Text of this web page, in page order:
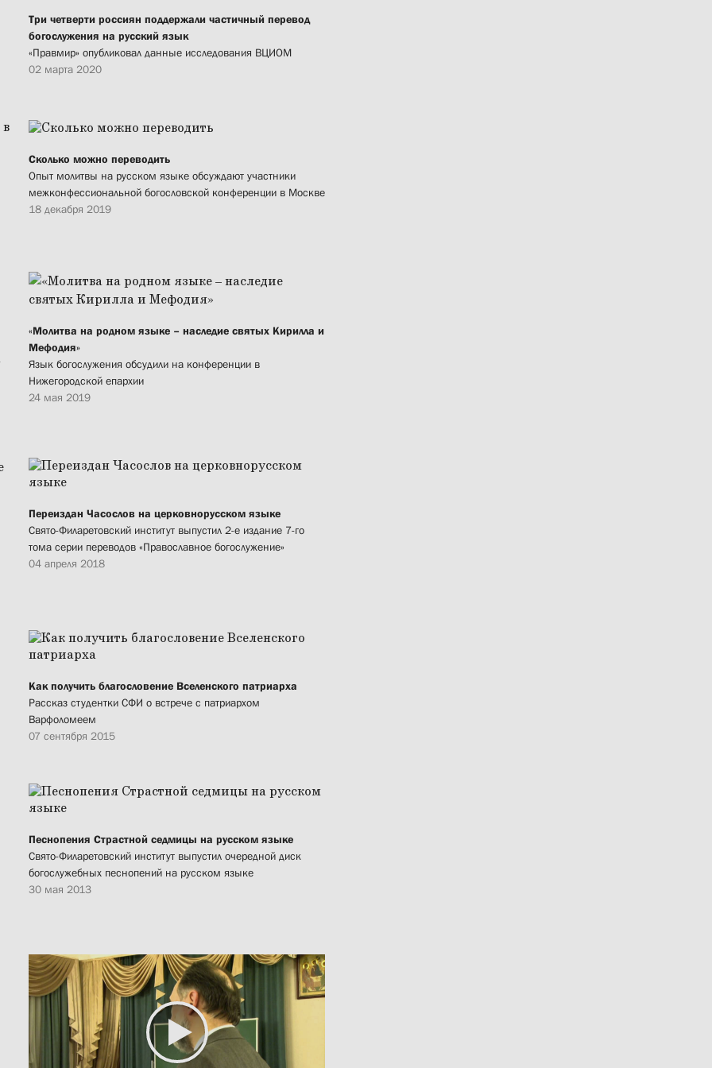
Три четверти россиян поддержали частичный перевод
богослужения на русский язык
«Правмир» опубликовал данные исследования ВЦИОМ
02 марта 2020
Сколько можно переводить
Опыт молитвы на русском языке обсуждают участники
межконфессиональной богословской конференции в Москве
18 декабря 2019
«Молитва на родном языке – наследие святых Кирилла и
Мефодия»
Язык богослужения обсудили на конференции в
Нижегородской епархии
24 мая 2019
Переиздан Часослов на церковнорусском языке
Свято-Филаретовский институт выпустил 2-е издание 7-го
тома серии переводов «Православное богослужение»
04 апреля 2018
Как получить благословение Вселенского патриарха
Рассказ студентки СФИ о встрече с патриархом
Варфоломеем
07 сентября 2015
Песнопения Страстной седмицы на русском языке
Свято-Филаретовский институт выпустил очередной диск
богослужебных песнопений на русском языке
30 мая 2013